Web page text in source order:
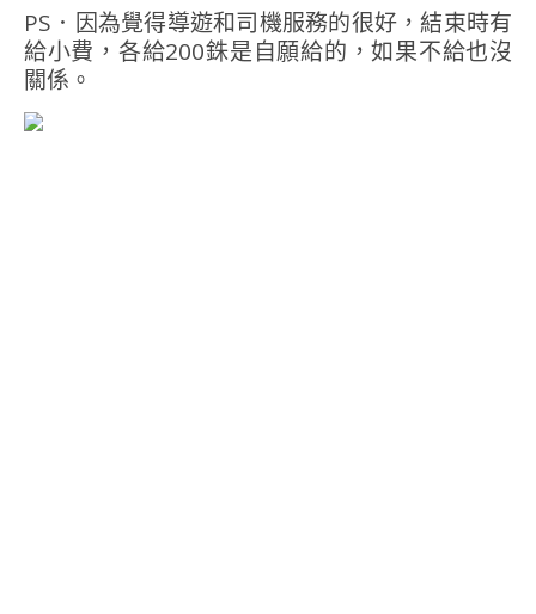
PS．因為覺得導遊和司機服務的很好，結束時有
給小費，各給200銖是自願給的，如果不給也沒
關係。